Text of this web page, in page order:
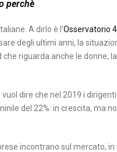
perchè
A dirlo è l’Osservatorio
degli ultimi anni, la
riguarda anche le donne,
dire che nel 2019 i
del 22%: in crescita, ma
incontrano sul mercato, in